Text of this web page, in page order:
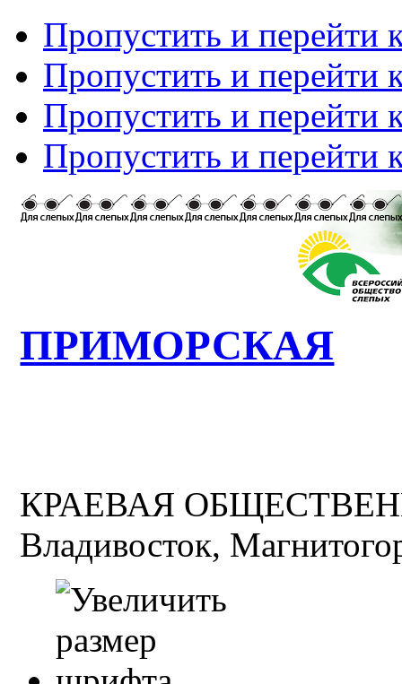
Пропустить и перейти
Пропустить и перейти
Пропустить и перейти
Пропустить и перейти
ПРИМОРСКАЯ
КРАЕВАЯ
Владивосток,